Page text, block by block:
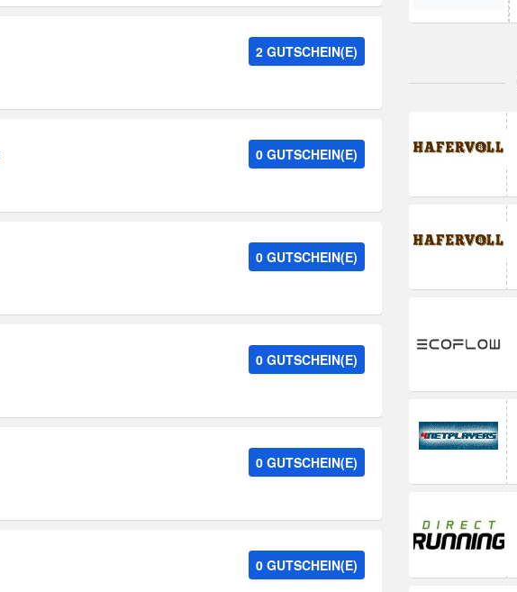
2 GUTSCHEIN(E)
0 GUTSCHEIN(E)
0 GUTSCHEIN(E)
0 GUTSCHEIN(E)
0 GUTSCHEIN(E)
0 GUTSCHEIN(E)